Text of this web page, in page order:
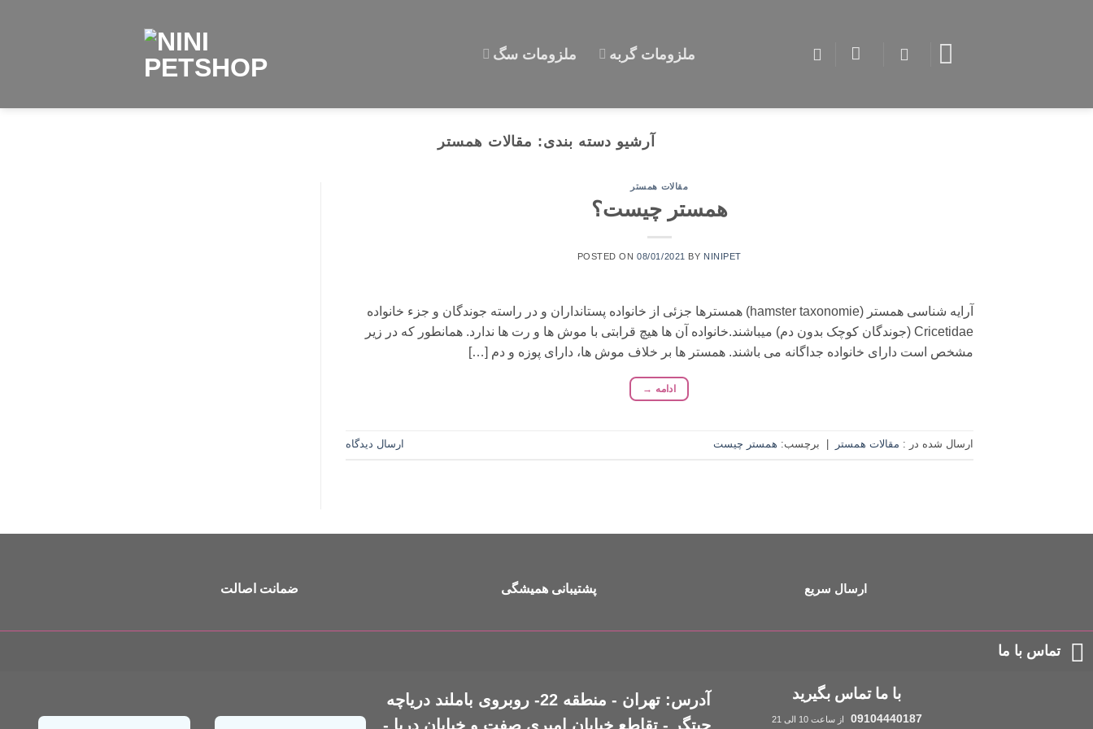
ملزومات گربه ملزومات سگ
آرشیو دسته بندی: مقالات همستر
مقالات همستر
همستر چیست؟
POSTED ON08/01/2021 BY NINIPET
آرایه شناسی همستر (hamster taxonomie) همسترها جزئی از خانواده پستانداران و در راسته جوندگان و جزء خانواده
Cricetidae (جوندگان کوچک بدون دم) میباشند.خانواده آن ها هیچ قرابتی با موش ها و رت ها ندارد. همانطور که در زیر
مشخص است دارای خانواده جداگانه می باشند. همستر ها بر خلاف موش ها، دارای پوزه و دم […]
ادامه →
ارسال شده در : مقالات همستر برچسب: همستر چیست ارسال دیدگاه
ارسال سریع پشتیبانی همیشگی ضمانت اصالت
تماس با ما
با ما تماس بگیرید
09104440187 از ساعت 10 الی 21
آدرس: تهران - منطقه 22- روبروی باملند دریاچه
چیتگر - تقاطع خیابان امیری صفت و خیابان دریا -